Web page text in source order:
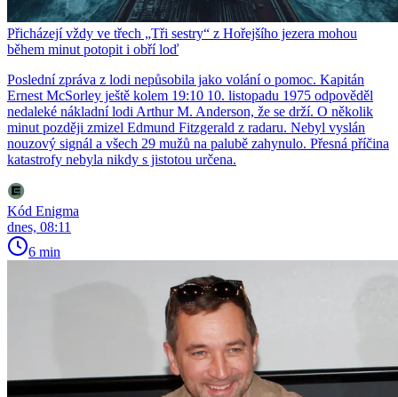
Přicházejí vždy ve třech „Tři sestry“ z Hořejšího jezera mohou
během minut potopit i obří loď
Poslední zpráva z lodi nepůsobila jako volání o pomoc. Kapitán
Ernest McSorley ještě kolem 19:10 10. listopadu 1975 odpověděl
nedaleké nákladní lodi Arthur M. Anderson, že se drží. O několik
minut později zmizel Edmund Fitzgerald z radaru. Nebyl vyslán
nouzový signál a všech 29 mužů na palubě zahynulo. Přesná příčina
katastrofy nebyla nikdy s jistotou určena.
Kód Enigma
dnes, 08:11
6 min